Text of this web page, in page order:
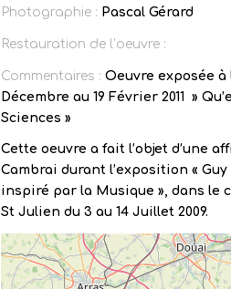
Photographie : Pascal Gérard
Restauration de l’oeuvre :
Commentaires : Oeuvre exposée à
Décembre au 19 Février 2011 »
Sciences »
Cette oeuvre a fait l’objet d’une
Cambrai durant l’exposition «
inspiré par la Musique », dans le
St Julien du 3 au 14 Juillet 2009.